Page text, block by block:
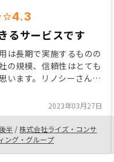
4.3
るサービスです
は長期で実施するものの
の規模、信頼性はとても
います。リノシーさんは
ていたりとても安心感があ
また不動産投資に対する
安をとても感じていまし
スの方が一つ一つ丁寧説
さり、リスク許容可能と
2023年03月27日
半 /株式会社ライズ・コンサ
ング・グループ